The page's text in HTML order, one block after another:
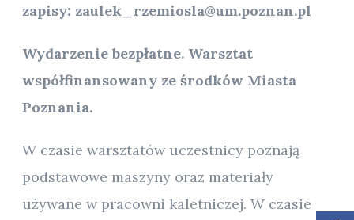
zapisy: zaulek_rzemiosla@um.poznan.pl
Wydarzenie bezpłatne. Warsztat
współfinansowany ze środków Miasta
Poznania.
W czasie warsztatów uczestnicy poznają
podstawowe maszyny oraz materiały
używane w pracowni kaletniczej. W czasie